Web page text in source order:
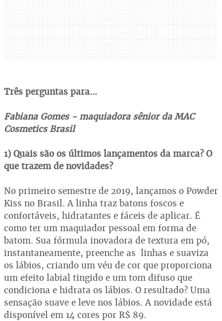
Três perguntas para...
Fabiana Gomes - maquiadora sênior da MAC
Cosmetics Brasil
1) Quais são os últimos lançamentos da marca? O
que trazem de novidades?
No primeiro semestre de 2019, lançamos o Powder
Kiss no Brasil. A linha traz batons foscos e
confortáveis, hidratantes e fáceis de aplicar. É
como ter um maquiador pessoal em forma de
batom. Sua fórmula inovadora de textura em pó,
instantaneamente, preenche as linhas e suaviza
os lábios, criando um véu de cor que proporciona
um efeito labial tingido e um tom difuso que
condiciona e hidrata os lábios. O resultado? Uma
sensação suave e leve nos lábios. A novidade está
disponível em 14 cores por R$ 89.